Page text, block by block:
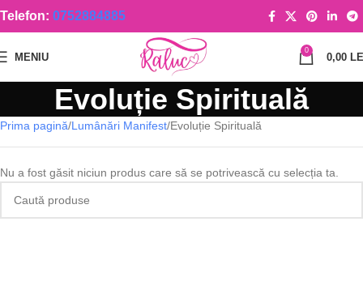
Telefon: 0752884885
MENIU
0
0,00
Evoluție Spirituală
Prima pagină Lumânări Manifest Evoluție Spirituală
Nu a fost găsit niciun produs care să se potrivească cu selecția ta.